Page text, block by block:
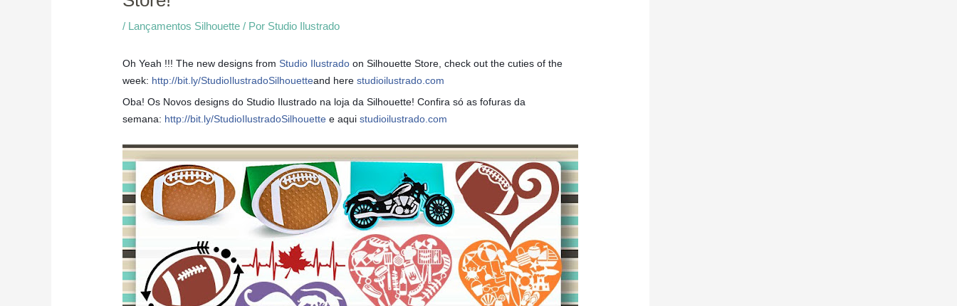
/ Lançamentos Silhouette / Por Studio Ilustrado
Oh Yeah !!! The new designs fromStudio Ilustrado on Silhouette Store, check out the cuties of the
week: http://bit.ly/StudioIlustradoSilhouetteand herestudioilustrado.com
Oba! Os Novos designs do Studio Ilustrado na loja da Silhouette! Confira só as fofuras da
semana: http://bit.ly/StudioIlustradoSilhouette e aquistudioilustrado.com